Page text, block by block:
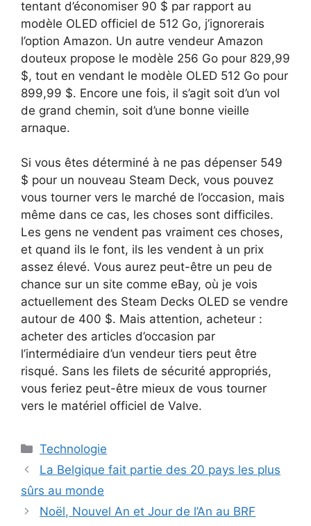
tentant d’économiser 90 $ par rapport au
modèle OLED officiel de 512 Go, j’ignorerais
l’option Amazon. Un autre vendeur Amazon
douteux propose le modèle 256 Go pour 829,99
$, tout en vendant le modèle OLED 512 Go pour
899,99 $. Encore une fois, il s’agit soit d’un vol
de grand chemin, soit d’une bonne vieille
arnaque.
Si vous êtes déterminé à ne pas dépenser 549
$ pour un nouveau Steam Deck, vous pouvez
vous tourner vers le marché de l’occasion, mais
même dans ce cas, les choses sont difficiles.
Les gens ne vendent pas vraiment ces choses,
et quand ils le font, ils les vendent à un prix
assez élevé. Vous aurez peut-être un peu de
chance sur un site comme eBay, où je vois
actuellement des Steam Decks OLED se vendre
autour de 400 $. Mais attention, acheteur :
acheter des articles d’occasion par
l’intermédiaire d’un vendeur tiers peut être
risqué. Sans les filets de sécurité appropriés,
vous feriez peut-être mieux de vous tourner
vers le matériel officiel de Valve.
Catégories
Technologie
La Belgique fait partie des 20 pays les plus
sûrs au monde
Noël, Nouvel An et Jour de l’An au BRF